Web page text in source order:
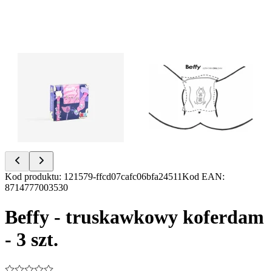
Item
1
2
Kod produktu: 121579-ffcd07cafc06bfa24511Kod EAN:
8714777003530
Beffy - truskawkowy koferdam
- 3 szt.